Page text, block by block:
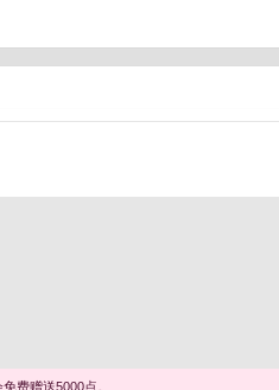
费赠送5000点。